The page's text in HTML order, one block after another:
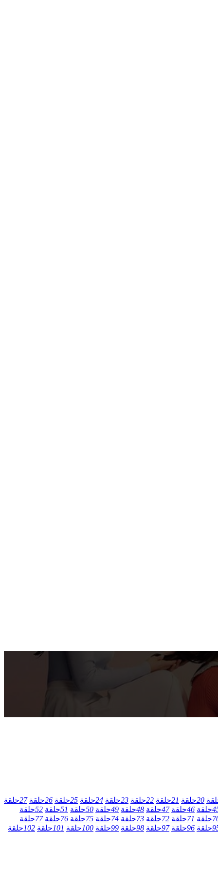
20حلقة 21حلقة 22حلقة 23حلقة 24حلقة 25حلقة 26حلقة 27حلقة
حلقة 46حلقة 47حلقة 48حلقة 49حلقة 50حلقة 51حلقة 52حلقة
حلقة 71حلقة 72حلقة 73حلقة 74حلقة 75حلقة 76حلقة 77حلقة
حلقة 96حلقة 97حلقة 98حلقة 99حلقة 100حلقة 101حلقة 102حلقة